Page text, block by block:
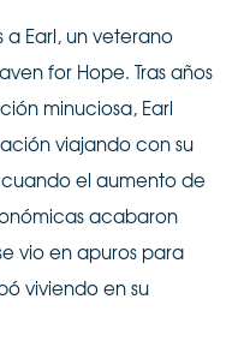
Earl, un veterano
for Hope. Tras años
minuciosa, Earl
viajando con su
el aumento de
acabaron
vio en apuros para
viviendo en su